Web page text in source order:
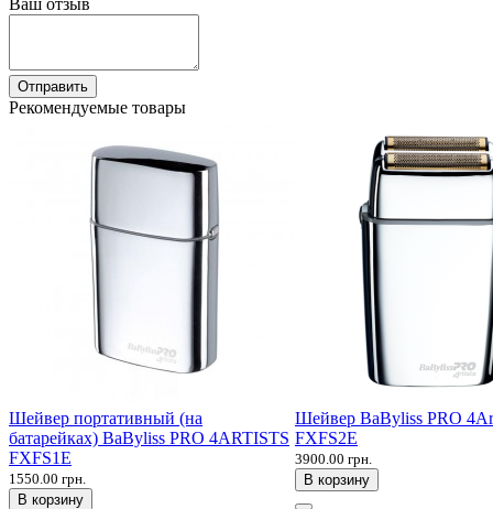
Отправить
Рекомендуемые товары
Шейвер портативный (на
батарейках) BaByliss PRO 4ARTISTS
FXFS1E
1550.00 грн.
В корзину
Шейвер BaByliss PRO
FXFS2E
3900.00 грн.
В корзину